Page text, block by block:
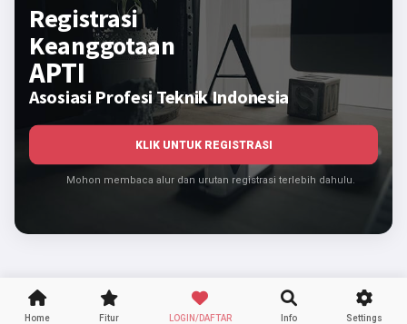
Home Fitur LOGIN/DAFTAR Info Settings
Registrasi
Keanggotaan
APTI
Asosiasi Profesi Teknik Indonesia
KLIK UNTUK REGISTRASI
Mohon membaca alur dan urutan registrasi terlebih dahulu.